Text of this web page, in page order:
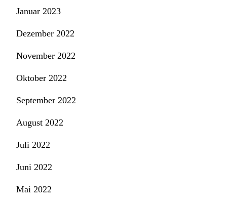
Januar 2023
Dezember 2022
November 2022
Oktober 2022
September 2022
August 2022
Juli 2022
Juni 2022
Mai 2022